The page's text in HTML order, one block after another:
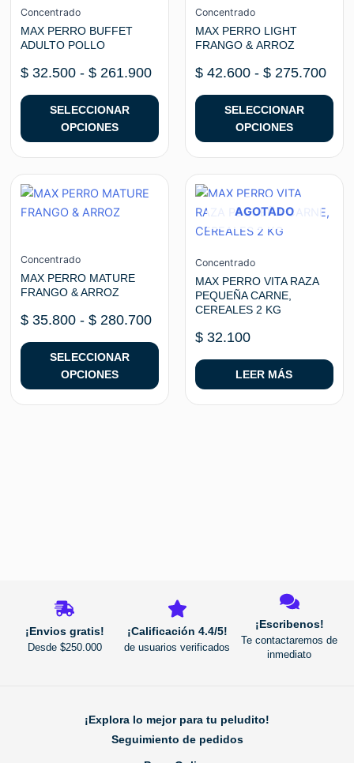
Concentrado
MAX PERRO BUFFET
ADULTO POLLO
$ 32.500 - $ 261.900
$ 32.500
SELECCIONAR
OPCIONES
múltiples
variantes.
Las
opciones
pueden
en
la
página
de
producto
Concentrado
MAX PERRO LIGHT
FRANGO & ARROZ
$ 42.600 - $ 275.700
SELECCIONAR
OPCIONES
múltiples
variantes.
Las
opciones
pueden
en
la
página
de
producto
Concentrado
MAX PERRO MATURE
FRANGO & ARROZ
$ 35.800 - $ 280.700
precios:
$ 280.700
SELECCIONAR
OPCIONES
Este
producto
tiene
variantes.
Las
opciones
se
elegir
la
AGOTADO
Concentrado
MAX PERRO VITA RAZA
PEQUEÑA CARNE,
CEREALES 2 KG
$ 32.100
LEER MÁS
¡Envios gratis!
Desde $250.000
¡Calificación 4.4/5!
de usuarios verificados
¡Escribenos!
Te contactaremos de
inmediato
¡Explora lo mejor para tu peludito!
Seguimiento de pedidos